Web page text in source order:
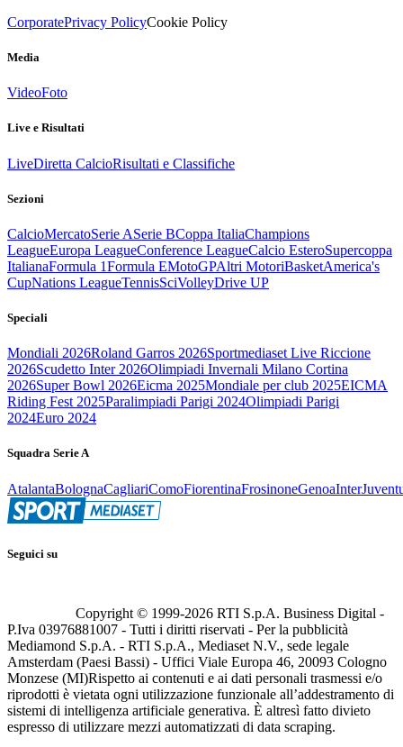
CorporatePrivacy PolicyCookie Policy
Media
VideoFoto
Live e Risultati
LiveDiretta CalcioRisultati e Classifiche
Sezioni
CalcioMercatoSerie ASerie BCoppa ItaliaChampions
LeagueEuropa LeagueConference LeagueCalcio EsteroSupercoppa
ItalianaFormula 1Formula EMotoGPAltri MotoriBasketAmerica's
CupNations LeagueTennisSciVolleyDrive UP
Speciali
Mondiali 2026Roland Garros 2026Sportmediaset Live Riccione
2026Scudetto Inter 2026Olimpiadi Invernali Milano Cortina
2026Super Bowl 2026Eicma 2025Mondiale per club 2025EICMA
Riding Fest 2025Paralimpiadi Parigi 2024Olimpiadi Parigi
2024Euro 2024
Squadra Serie A
AtalantaBolognaCagliariComoFiorentinaFrosinoneGenoaInter
Seguici su
Copyright © 1999-2026 RTI S.p.A. Business Digital -
P.Iva 03976881007 - Tutti i diritti riservati - Per la pubblicità
Mediamond S.p.A. - RTI S.p.A., Mediaset N.V., sede legale
Amsterdam (Paesi Bassi) - Uffici Viale Europa 46, 20093 Cologno
Monzese (MI)Rispetto ai contenuti e ai dati personali trasmessi e/o
riprodotti è vietata ogni utilizzazione funzionale all’addestramento di
sistemi di intelligenza artificiale generativa. È altresì fatto divieto
espresso di utilizzare mezzi automatizzati di data scraping.